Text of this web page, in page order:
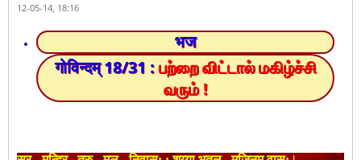
12-05-14, 18:16
भज
गोविन्दम् 18/31 :பற்றை விட்டால் மகிழ்ச்சி
வரும்!